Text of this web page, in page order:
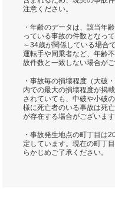
注意ください。
・年齢のデータは、該当年
っている事故の件数となっ
～34歳が関係している場合
運転手や同乗者など、年齢
故件数と一致しない場合が
・事故毎の損壊程度（大破
内での最大の損壊程度が掲
されていても、中破や小破
様に死亡者のいる事故は死
が存在する場合がございま
・事故発生地点の町丁目は
定しています。現在の町丁
らかじめご了承ください。